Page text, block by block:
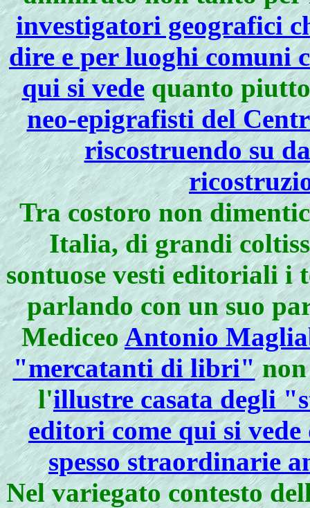
investigatori geografici
dire e per luoghi comuni
qui si vedequanto
neo-epigrafisti del
riscostruendo su
Tra costoro non
Italia, di grandi
sontuose vesti editoriali i
parlando con un suo
MediceoAntonio
"mercatanti di libri"non
l'illustre casata degli
editori come qui si
spesso straordinarie
Nel variegato contesto